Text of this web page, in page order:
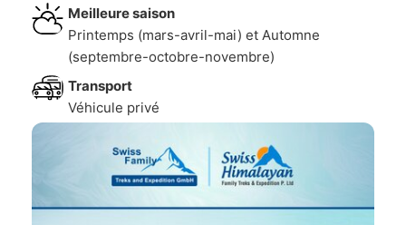
Meilleure saison
Printemps (mars-avril-mai) et Automne
(septembre-octobre-novembre)
Transport
Véhicule privé